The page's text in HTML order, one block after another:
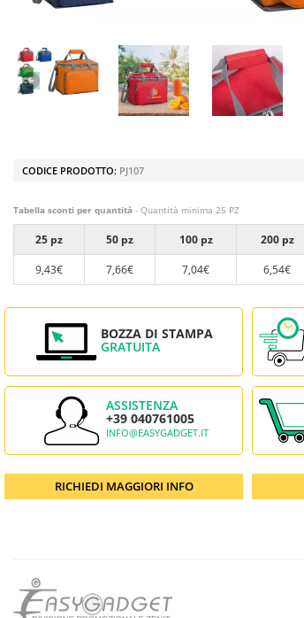
CODICE PRODOTTO: PJ107
Tabella sconti per quantità - Quantità minima 25 PZ
25 pz 50 pz 100 pz 200 pz
9,43€
7,66€ 7,04€ 6,54€
BOZZA DI STAMPA
GRATUITA
ASSISTENZA
+39 040761005
INFO@EASYGADGET.IT
RICHIEDI MAGGIORI INFO